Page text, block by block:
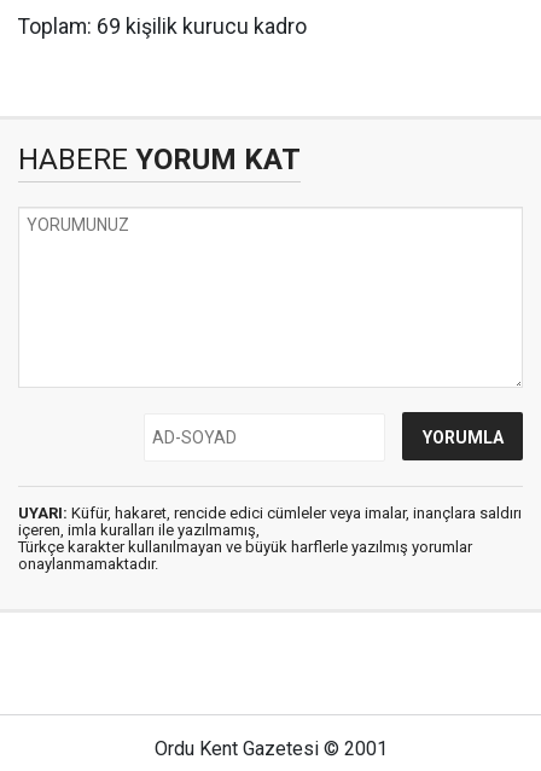
Toplam: 69 kişilik kurucu kadro
HABERE YORUM KAT
UYARI: Küfür, hakaret, rencide edici cümleler veya imalar, inançlara saldırı
içeren, imla kuralları ile yazılmamış,
Türkçe karakter kullanılmayan ve büyük harflerle yazılmış yorumlar
onaylanmamaktadır.
Ordu Kent Gazetesi © 2001